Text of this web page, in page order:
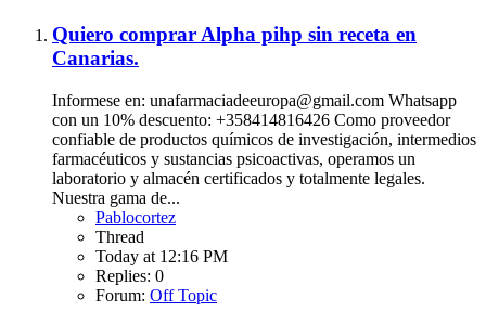
Quiero comprar Alpha pihp sin receta en
Canarias.
Informese en: unafarmaciadeeuropa@gmail.com Whatsapp
con un 10% descuento: +358414816426 Como proveedor
confiable de productos químicos de investigación, intermedios
farmacéuticos y sustancias psicoactivas, operamos un
laboratorio y almacén certificados y totalmente legales.
Nuestra gama de...
Pablocortez
Thread
Today at 12:16 PM
Replies: 0
Forum: Off Topic